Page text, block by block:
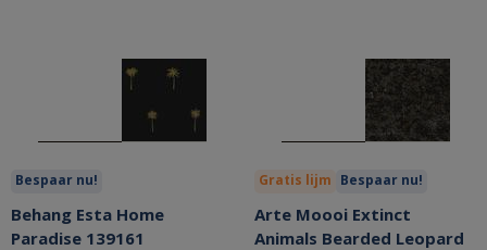
Bespaar nu!
Behang Esta Home
Paradise 139161
Gratis lijm Bespaar nu!
Arte Moooi Extinct
Animals Bearded Leopard